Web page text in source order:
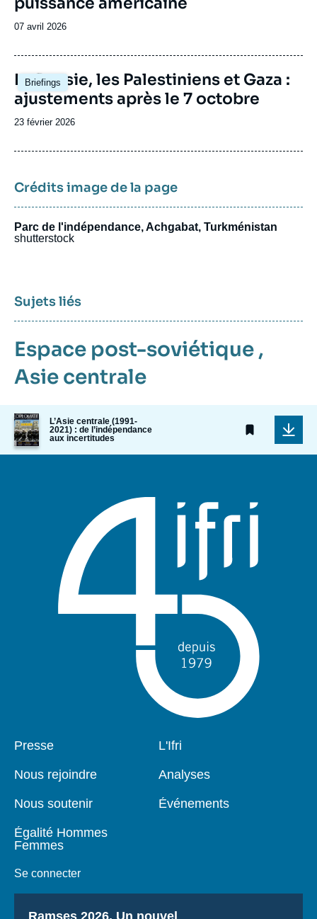
Date
publication
07 avril 2026
Briefings
Image
principale
La Russie, les Palestiniens et Gaza :
ajustements après le 7 octobre
Date
publication
23 février 2026
Crédits image de la page
Parc de l'indépendance, Achgabat, Turkménistan
shutterstock
Sujets liés
Espace post-soviétique ,
Asie centrale
Image
de
couverture
de
L’Asie centrale (1991-
2021) : de l’indépendance
aux incertitudes
Pied
Presse
Nous rejoindre
Nous soutenir
Égalité Hommes
Femmes
Se connecter
Navigation
L'Ifri
Analyses
Événements